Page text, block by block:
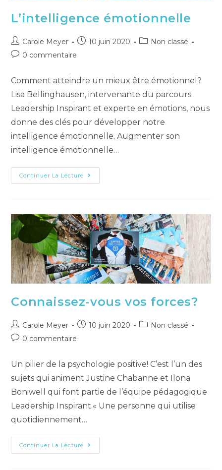
L’intelligence émotionnelle
Carole Meyer 10 juin 2020
Non classé
0 commentaire
Comment atteindre un mieux être émotionnel?
Lisa Bellinghausen, intervenante du parcours
Leadership Inspirant et experte en émotions, nous
donne des clés pour développer notre
intelligence émotionnelle. Augmenter son
intelligence émotionnelle…
Continuer La Lecture
Connaissez-vous vos forces?
Carole Meyer 10 juin 2020
Non classé
0 commentaire
Un pilier de la psychologie positive! C’est l’un des
sujets qui animent Justine Chabanne et Ilona
Boniwell qui font partie de l’équipe pédagogique
Leadership Inspirant.« Une personne qui utilise
quotidiennement…
Continuer La Lecture